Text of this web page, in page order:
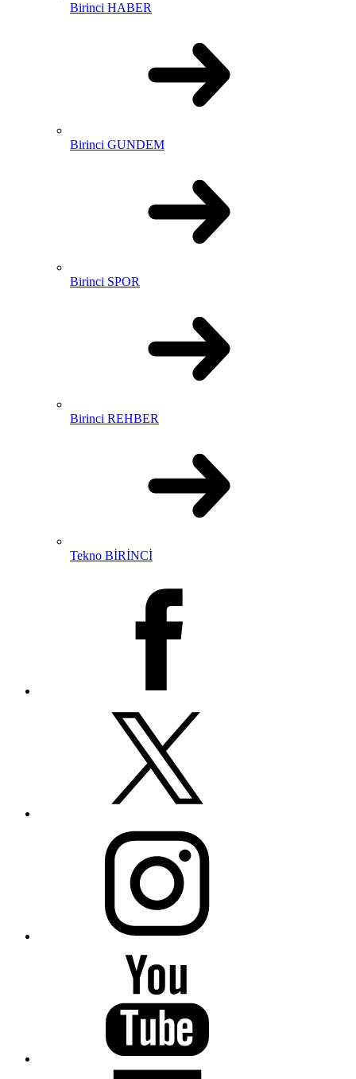
Birinci HABER
Birinci GUNDEM
Birinci SPOR
Birinci REHBER
Tekno BİRİNCİ